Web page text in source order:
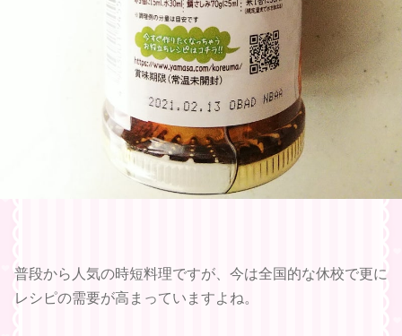
普段から人気の時短料理ですが、今は全国的な休校で更に
レシピの需要が高まっていますよね。